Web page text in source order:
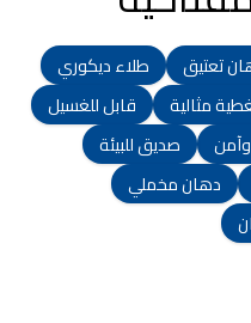
تعتيق
طلاء ديكوري
مثالية
قابل للغسيل
صديق للبيئة
دهان مخملي